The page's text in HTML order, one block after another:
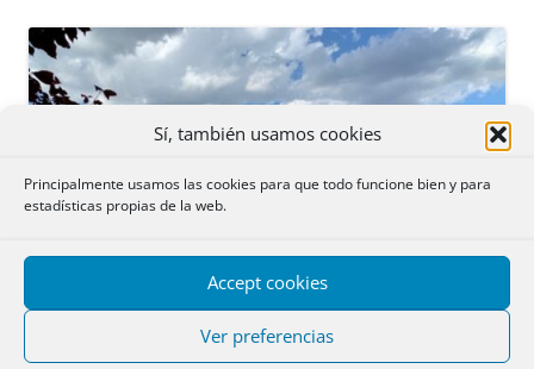
Sí, también usamos cookies
Principalmente usamos las cookies para que todo funcione bien y para
estadísticas propias de la web.
Accept cookies
Ver preferencias